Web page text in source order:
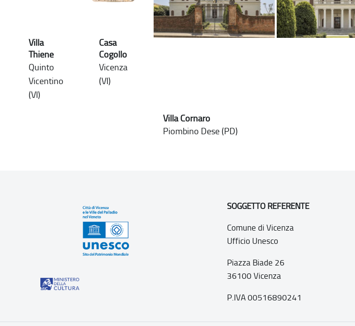
Villa
Thiene
Quinto
Vicentino
(VI)
Casa
Cogollo
Vicenza
(VI)
Villa Cornaro
Piombino Dese (PD)
SOGGETTO REFERENTE
Comune di Vicenza
Ufficio Unesco
Piazza Biade 26
36100 Vicenza
P.IVA 00516890241